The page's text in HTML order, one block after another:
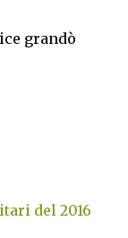
grandò
del 2016